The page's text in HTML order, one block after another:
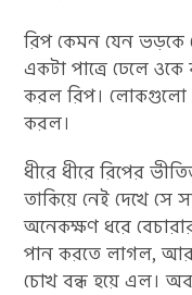
রিপ কেমন যেন ভড়কে
একটা পাত্রে ঢেলে
করল রিপ। লোকগুলো
করল।
ধীরে ধীরে রিপের
তাকিয়ে নেই দেখে সে
অনেকক্ষণ ধরে
পান করতে লাগল, আর
চোখ বন্ধ হয়ে এল।